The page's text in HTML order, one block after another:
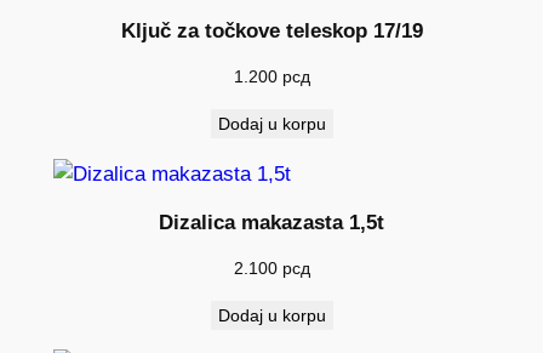
Ključ za točkove teleskop 17/19
1.200 рсд
Dodaj u korpu
Dizalica makazasta 1,5t
2.100 рсд
Dodaj u korpu